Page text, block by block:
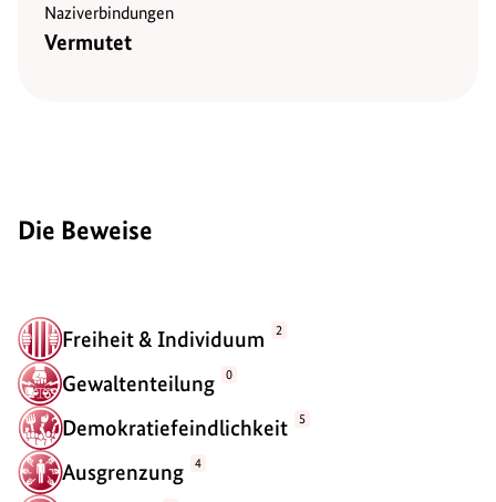
Naziverbindungen
Vermutet
Die Beweise
Freiheit & Individuum 2
Gewaltenteilung 0
Demokratiefeindlichkeit 5
Ausgrenzung 4